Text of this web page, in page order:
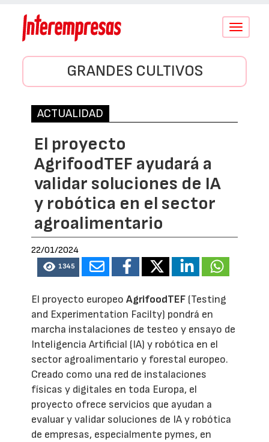
Conmutar
GRANDES CULTIVOS
ACTUALIDAD
El proyecto
AgrifoodTEF ayudará a
validar soluciones de IA
y robótica en el sector
agroalimentario
22/01/2024
1345
El proyecto europeoAgrifoodTEF (Testing
and Experimentation Facilty) pondrá en
marcha instalaciones de testeo y ensayo de
Inteligencia Artificial (IA) y robótica en el
sector agroalimentario y forestal europeo.
Creado como una red de instalaciones
físicas y digitales en toda Europa, el
proyecto ofrece servicios que ayudan a
evaluar y validar soluciones de IA y robótica
de empresas, especialmente pymes, en